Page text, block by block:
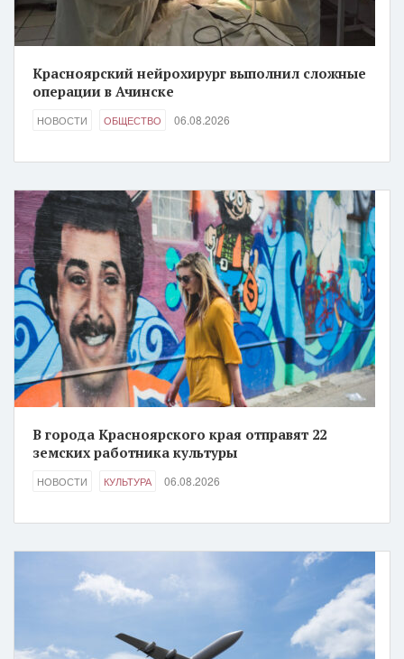
Красноярский нейрохирург выполнил сложные
операции в Ачинске
НОВОСТИ ОБЩЕСТВО 06.08.2026
В города Красноярского края отправят 22
земских работника культуры
НОВОСТИ КУЛЬТУРА 06.08.2026